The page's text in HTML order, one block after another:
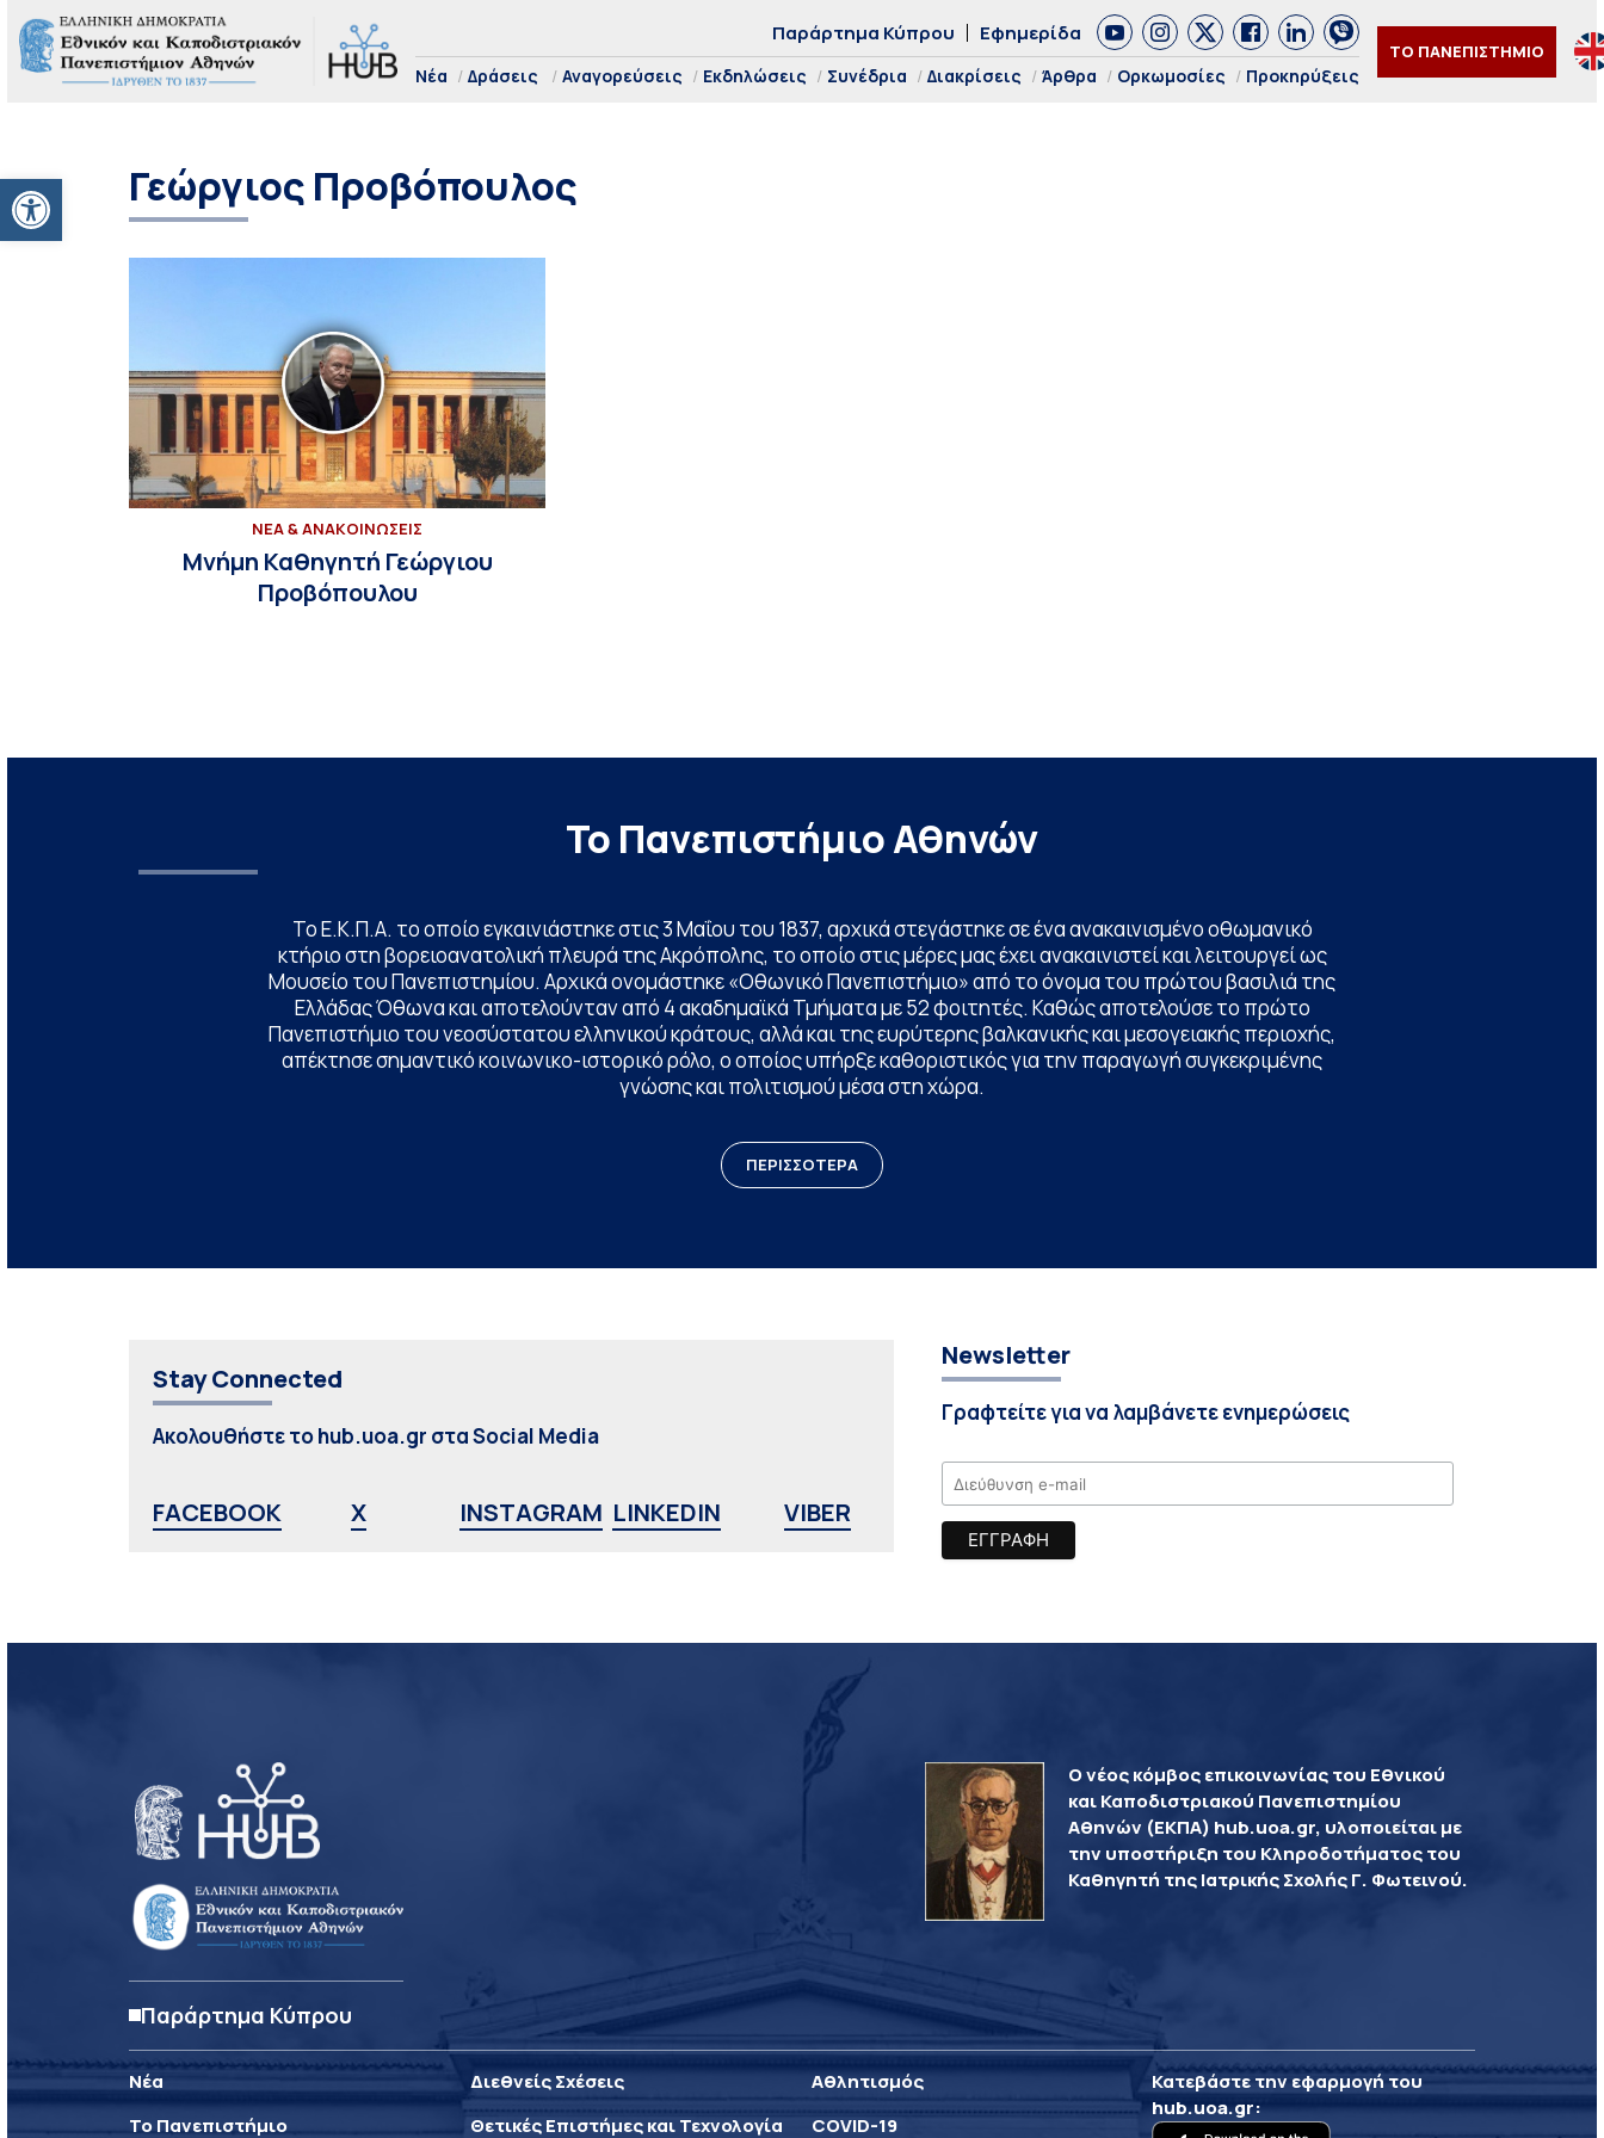
Ανοίξτε τη γραμμή εργαλείων
Παράρτημα Κύπρου Εφημερίδα
Νέα Δράσεις Αναγορεύσεις Εκδηλώσεις Συνέδρια Διακρίσεις Άρθρα Ορκωμοσίες Προκηρύξεις
ΤΟ ΠΑΝΕΠΙΣΤΗΜΙΟ
Γεώργιος Προβόπουλος
ΝΕΑ & ΑΝΑΚΟΙΝΩΣΕΙΣ
Μνήμη Καθηγητή Γεώργιου
Προβόπουλου
Το Πανεπιστήμιο Αθηνών
Το Ε.Κ.Π.Α. το οποίο εγκαινιάστηκε στις 3 Μαΐου του 1837, αρχικά στεγάστηκε σε ένα ανακαινισμένο οθωμανικό
κτήριο στη βορειοανατολική πλευρά της Ακρόπολης, το οποίο στις μέρες μας έχει ανακαινιστεί και λειτουργεί ως
Μουσείο του Πανεπιστημίου. Αρχικά ονομάστηκε «Οθωνικό Πανεπιστήμιο» από το όνομα του πρώτου βασιλιά της
Ελλάδας Όθωνα και αποτελούνταν από 4 ακαδημαϊκά Τμήματα με 52 φοιτητές. Καθώς αποτελούσε το πρώτο
Πανεπιστήμιο του νεοσύστατου ελληνικού κράτους, αλλά και της ευρύτερης βαλκανικής και μεσογειακής περιοχής,
απέκτησε σημαντικό κοινωνικο-ιστορικό ρόλο, ο οποίος υπήρξε καθοριστικός για την παραγωγή συγκεκριμένης
γνώσης και πολιτισμού μέσα στη χώρα.
ΠΕΡΙΣΣΟΤΕΡΑ
Stay Connected
Ακολουθήστε το hub.uoa.gr στα Social Media
FACEBOOK X INSTAGRAM LINKEDIN VIBER
Newsletter
Γραφτείτε για να λαμβάνετε ενημερώσεις
Παράρτημα Κύπρου
Ο νέος κόμβος επικοινωνίας του Εθνικού
και Καποδιστριακού Πανεπιστημίου
Αθηνών (ΕΚΠΑ) hub.uoa.gr, υλοποιείται με
την υποστήριξη του Κληροδοτήματος του
Καθηγητή της Ιατρικής Σχολής Γ. Φωτεινού.
Νέα
Το Πανεπιστήμιο
Διεθνείς Σχέσεις
Θετικές Επιστήμες και Τεχνολογία
Αθλητισμός
COVID-19
Κατεβάστε την εφαρμογή του
hub.uoa.gr: